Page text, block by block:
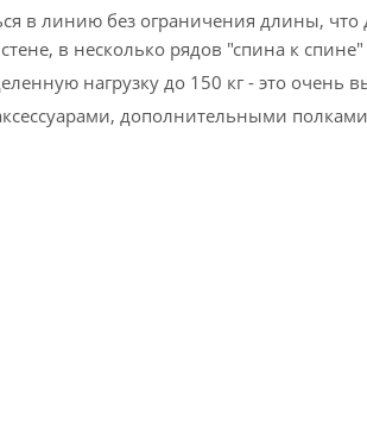
в линию без ограничения длины,
в несколько рядов "спина к
нагрузку до 150 кг - это очень
дополнительными